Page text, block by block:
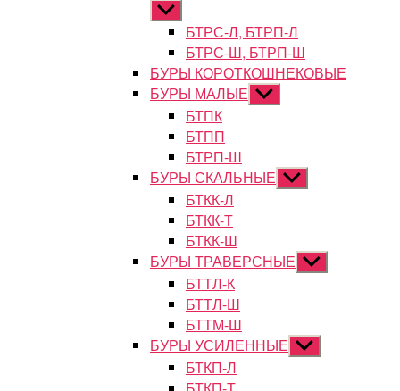
Показывать
подменюБТРС-Л, БТРП-Л
БТРС-Ш, БТРП-Ш
БУРЫ КОРОТКОШНЕКОВЫЕ
БУРЫ МАЛЫЕ Показывать
подменю
БТПК
БТПП
БТРП-Ш
БУРЫ СКАЛЬНЫЕ Показывать
подменю
БТКК-Л
БТКК-Т
БТКК-Ш
БУРЫ ТРАВЕРСНЫЕ Показывать
подменю
БТТЛ-К
БТТЛ-Ш
БТТМ-Ш
БУРЫ УСИЛЕННЫЕ Показывать
подменю
БТКП-Л